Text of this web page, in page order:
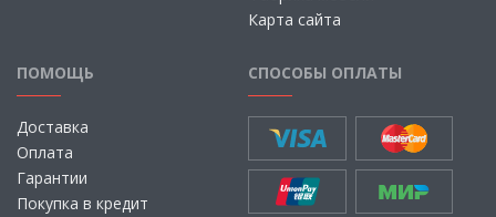
Карта сайта
ПОМОЩЬ
Доставка
Оплата
Гарантии
Покупка в кредит
СПОСОБЫ ОПЛАТЫ